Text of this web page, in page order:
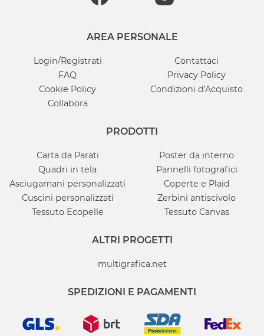
AREA PERSONALE
Login/Registrati
Contattaci
FAQ
Privacy Policy
Cookie Policy
Condizioni d'Acquisto
Collabora
PRODOTTI
Carta da Parati
Poster da interno
Quadri in tela
Pannelli fotografici
Asciugamani personalizzati
Coperte e Plaid
Cuscini personalizzati
Zerbini antiscivolo
Tessuto Ecopelle
Tessuto Canvas
ALTRI PROGETTI
multigrafica.net
SPEDIZIONI E PAGAMENTI